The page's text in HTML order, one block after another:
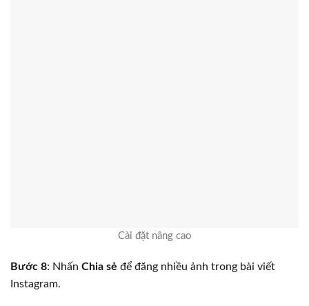
Cài đặt nâng cao
Bước 8: Nhấn Chia sẻ để đăng nhiều ảnh trong bài viết
Instagram.